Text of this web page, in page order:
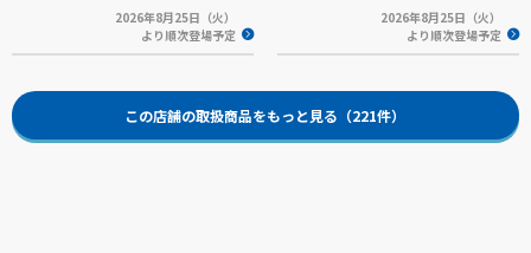
2026年8月25日（火）
より順次登場予定
2026年8月25日（火）
より順次登場予定
この店舗の取扱商品をもっと見る（221件）